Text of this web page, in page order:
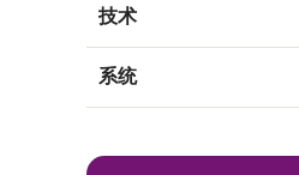
技术
系统